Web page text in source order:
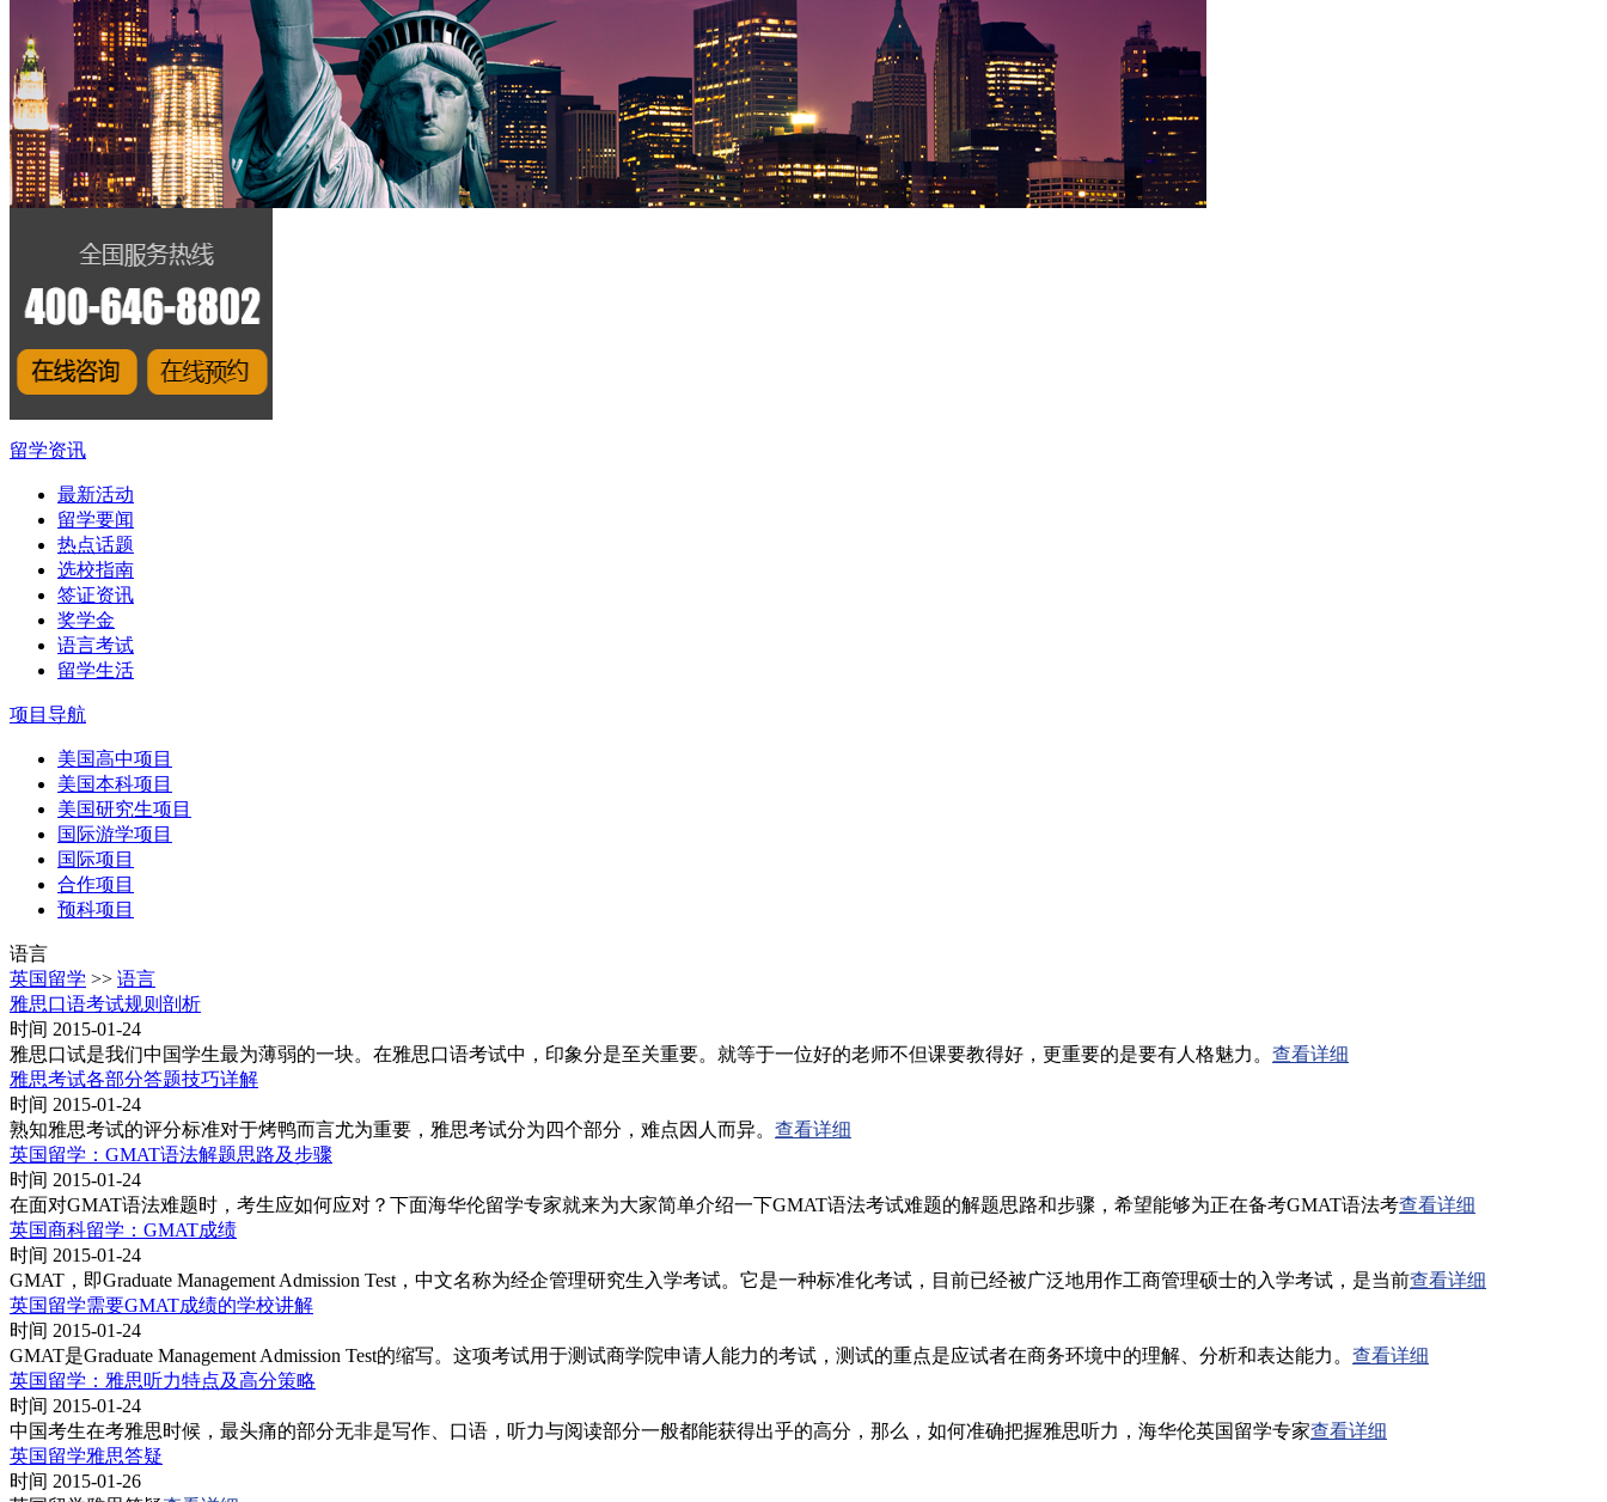
留学资讯
最新活动
留学要闻
热点话题
选校指南
签证资讯
奖学金
语言考试
留学生活
项目导航
美国高中项目
美国本科项目
美国研究生项目
国际游学项目
国际项目
合作项目
预科项目
语言
英国留学 >> 语言
雅思口语考试规则剖析
时间 2015-01-24
雅思口试是我们中国学生最为薄弱的一块。在雅思口语考试中，印象分是至关重要。就等于一位好的老师不但课要教得好，更重要的是要有人格魅力。 查看详细
雅思考试各部分答题技巧详解
时间 2015-01-24
熟知雅思考试的评分标准对于烤鸭而言尤为重要，雅思考试分为四个部分，难点因人而异。 查看详细
英国留学：GMAT语法解题思路及步骤
时间 2015-01-24
在面对GMAT语法难题时，考生应如何应对？下面海华伦留学专家就来为大家简单介绍一下GMAT语法考试难题的解题思路和步骤，希望能够为正在备考GMAT语法考查看详细
英国商科留学：GMAT成绩
时间 2015-01-24
GMAT，即Graduate Management Admission Test，中文名称为经企管理研究生入学考试。它是一种标准化考试，目前已经被广泛地用作工商管理硕士的入学考试，是当前查看详细
英国留学需要GMAT成绩的学校讲解
时间 2015-01-24
GMAT是Graduate Management Admission Test的缩写。这项考试用于测试商学院申请人能力的考试，测试的重点是应试者在商务环境中的理解、分析和表达能力。 查看详细
英国留学：雅思听力特点及高分策略
时间 2015-01-24
中国考生在考雅思时候，最头痛的部分无非是写作、口语，听力与阅读部分一般都能获得出乎的高分，那么，如何准确把握雅思听力，海华伦英国留学专家查看详细
英国留学雅思答疑
时间 2015-01-26